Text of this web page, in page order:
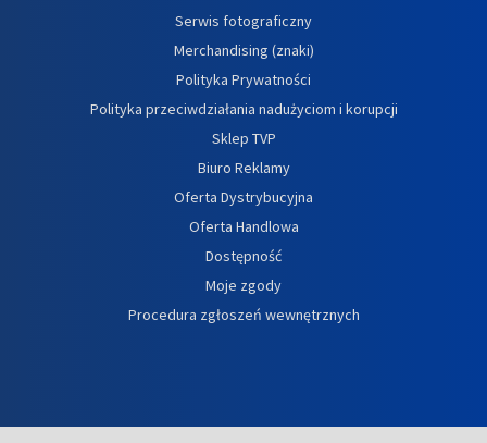
Serwis fotograficzny
Merchandising (znaki)
Polityka Prywatności
Polityka przeciwdziałania nadużyciom i korupcji
Sklep TVP
Biuro Reklamy
Oferta Dystrybucyjna
Oferta Handlowa
Dostępność
Moje zgody
Procedura zgłoszeń wewnętrznych